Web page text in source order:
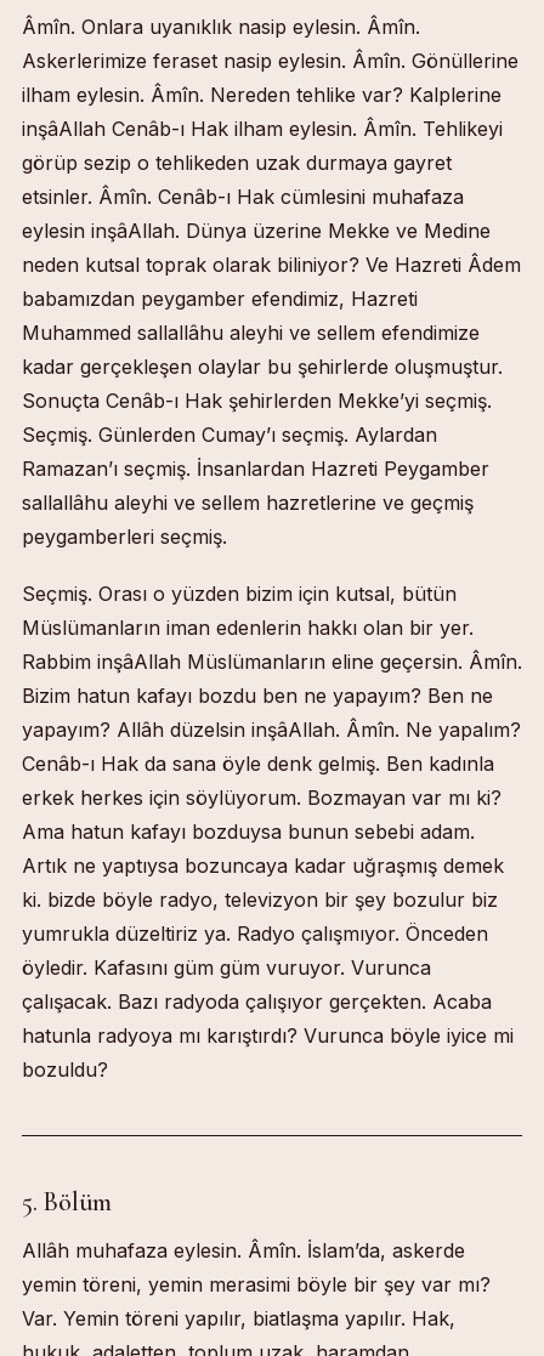
Âmîn. Onlara uyanıklık nasip eylesin. Âmîn.
Askerlerimize feraset nasip eylesin. Âmîn. Gönüllerine
ilham eylesin. Âmîn. Nereden tehlike var? Kalplerine
inşâAllah Cenâb-ı Hak ilham eylesin. Âmîn. Tehlikeyi
görüp sezip o tehlikeden uzak durmaya gayret
etsinler. Âmîn. Cenâb-ı Hak cümlesini muhafaza
eylesin inşâAllah. Dünya üzerine Mekke ve Medine
neden kutsal toprak olarak biliniyor? Ve Hazreti Âdem
babamızdan peygamber efendimiz, Hazreti
Muhammed sallallâhu aleyhi ve sellem efendimize
kadar gerçekleşen olaylar bu şehirlerde oluşmuştur.
Sonuçta Cenâb-ı Hak şehirlerden Mekke’yi seçmiş.
Seçmiş. Günlerden Cumay’ı seçmiş. Aylardan
Ramazan’ı seçmiş. İnsanlardan Hazreti Peygamber
sallallâhu aleyhi ve sellem hazretlerine ve geçmiş
peygamberleri seçmiş.
Seçmiş. Orası o yüzden bizim için kutsal, bütün
Müslümanların iman edenlerin hakkı olan bir yer.
Rabbim inşâAllah Müslümanların eline geçersin. Âmîn.
Bizim hatun kafayı bozdu ben ne yapayım? Ben ne
yapayım? Allâh düzelsin inşâAllah. Âmîn. Ne yapalım?
Cenâb-ı Hak da sana öyle denk gelmiş. Ben kadınla
erkek herkes için söylüyorum. Bozmayan var mı ki?
Ama hatun kafayı bozduysa bunun sebebi adam.
Artık ne yaptıysa bozuncaya kadar uğraşmış demek
ki. bizde böyle radyo, televizyon bir şey bozulur biz
yumrukla düzeltiriz ya. Radyo çalışmıyor. Önceden
öyledir. Kafasını güm güm vuruyor. Vurunca
çalışacak. Bazı radyoda çalışıyor gerçekten. Acaba
hatunla radyoya mı karıştırdı? Vurunca böyle iyice mi
bozuldu?
5. Bölüm
Allâh muhafaza eylesin. Âmîn. İslam’da, askerde
yemin töreni, yemin merasimi böyle bir şey var mı?
Var. Yemin töreni yapılır, biatlaşma yapılır. Hak,